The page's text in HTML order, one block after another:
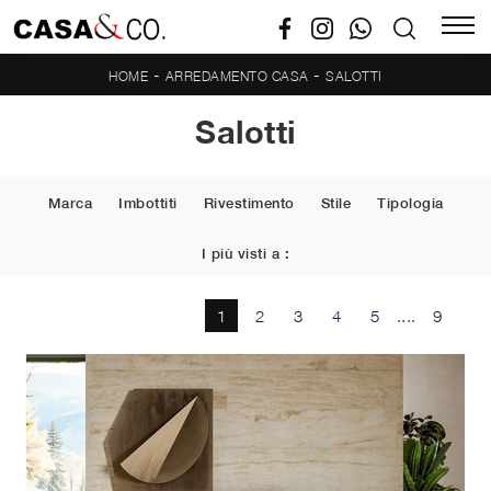
HOME - ARREDAMENTO CASA -SALOTTI
Salotti
Marca Imbottiti Rivestimento Stile Tipologia
I più visti a :
1 2 3 4 5 .... 9